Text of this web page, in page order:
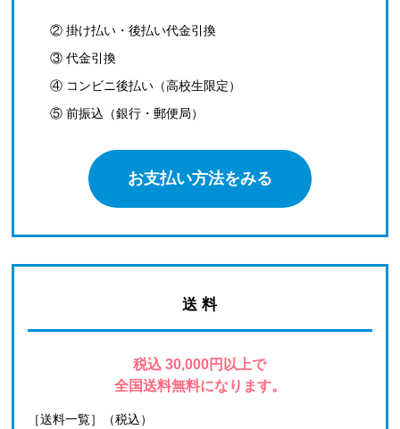
② 掛け払い・後払い代金引換
③ 代金引換
④ コンビニ後払い（高校生限定）
⑤ 前振込（銀行・郵便局）
お支払い方法をみる
送 料
税込 30,000円以上で
全国送料無料になります。
［送料一覧］（税込）